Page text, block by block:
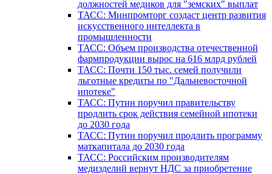
должностей медиков для "земских" выплат
ТАСС: Минпромторг создаст центр развития
искусственного интеллекта в
промышленности
ТАСС: Объем производства отечественной
фармпродукции вырос на 616 млрд рублей
ТАСС: Почти 150 тыс. семей получили
льготные кредиты по "Дальневосточной
ипотеке"
ТАСС: Путин поручил правительству
продлить срок действия семейной ипотеки
до 2030 года
ТАСС: Путин поручил продлить программу
маткапитала до 2030 года
ТАСС: Российским производителям
медизделий вернут НДС за приобретение